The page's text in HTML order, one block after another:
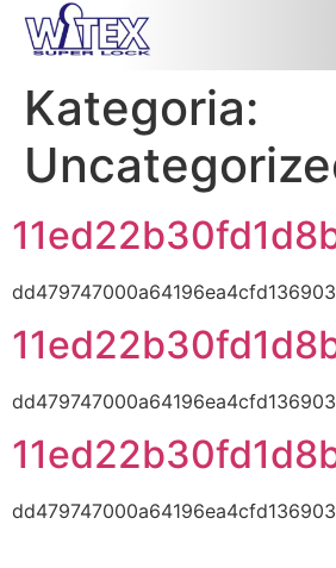
Kategoria: